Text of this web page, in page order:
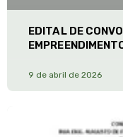
EDITAL DE
9 de abril de 2026